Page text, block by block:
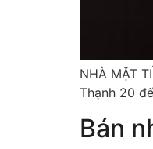
NHÀ MẶT
Thạnh 20
Bán